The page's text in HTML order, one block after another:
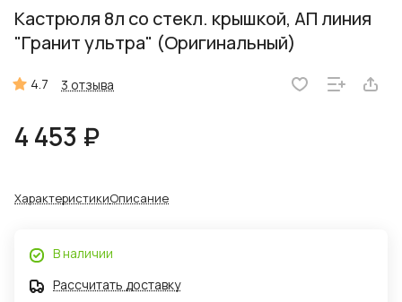
Кастрюля 8л со стекл. крышкой, АП линия
"Гранит ультра" (Оригинальный)
4.7 3 отзыва
4 453 ₽
ХарактеристикиОписание
В наличии
Рассчитать доставку